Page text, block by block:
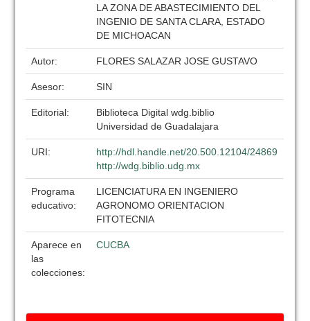
LA ZONA DE ABASTECIMIENTO DEL
INGENIO DE SANTA CLARA, ESTADO
DE MICHOACAN
Autor: FLORES SALAZAR JOSE GUSTAVO
Asesor: SIN
Editorial:
Biblioteca Digital wdg.biblio
Universidad de Guadalajara
URI:
http://hdl.handle.net/20.500.12104/24869
http://wdg.biblio.udg.mx
Programa
educativo:
LICENCIATURA EN INGENIERO
AGRONOMO ORIENTACION
FITOTECNIA
Aparece en
las
colecciones:
CUCBA